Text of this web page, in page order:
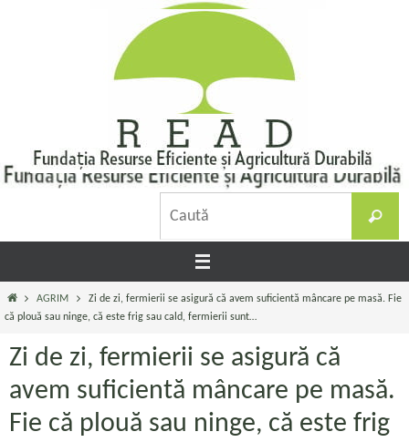
Caută
Prima
pagină
AGRIM
Zi de zi, fermierii se asigură că avem suficientă mâncare pe masă. Fie
că plouă sau ninge, că este frig sau cald, fermierii sunt…
Zi de zi, fermierii se asigură că
avem suficientă mâncare pe masă.
Fie că plouă sau ninge, că este frig